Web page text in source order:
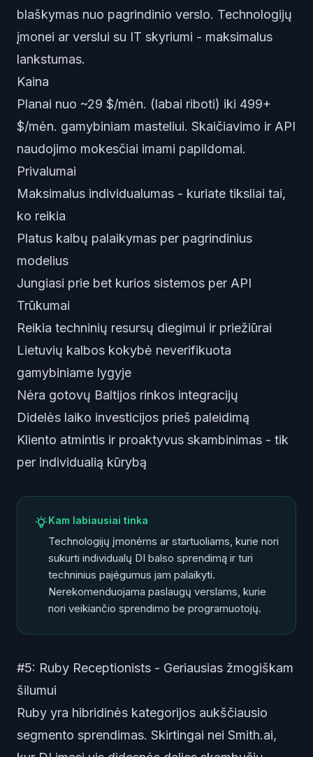
blaškymas nuo pagrindinio verslo. Technologijų
įmonei ar verslui su IT skyriumi - maksimalus
lankstumas.
Kaina
Planai nuo ~29 $/mėn. (labai riboti) iki 499+
$/mėn. gamybiniam masteliui. Skaičiavimo ir API
naudojimo mokesčiai imami papildomai.
Privalumai
Maksimalus individualumas - kuriate tiksliai tai,
ko reikia
Platus kalbų palaikymas per pagrindinius
modelius
Jungiasi prie bet kurios sistemos per API
Trūkumai
Reikia techninių resursų diegimui ir priežiūrai
Lietuvių kalbos kokybė neverifikuota
gamybiniame lygyje
Nėra gotovų Baltijos rinkos integracijų
Didelės laiko investicijos prieš paleidimą
Kliento atmintis ir proaktyvus skambinimas - tik
per individualią kūrybą
Kam labiausiai tinka
Technologijų įmonėms ar startuoliams, kurie nori
sukurti individualų DI balso sprendimą ir turi
techninius pajėgumus jam palaikyti.
Nerekomenduojama paslaugų verslams, kurie
nori veikiančio sprendimo be programuotojų.
#5: Ruby Receptionists - Geriausias žmogiškam
šilumui
Ruby yra hibridinės kategorijos aukščiausio
segmento sprendimas. Skirtingai nei Smith.ai,